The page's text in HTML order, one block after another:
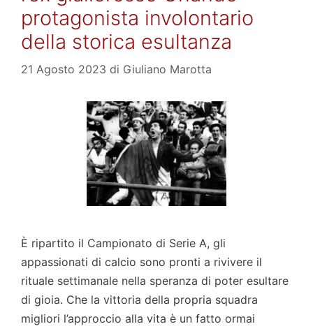
protagonista involontario
della storica esultanza
21 Agosto 2023 di Giuliano Marotta
È ripartito il Campionato di Serie A, gli
appassionati di calcio sono pronti a rivivere il
rituale settimanale nella speranza di poter esultare
di gioia. Che la vittoria della propria squadra
migliori l’approccio alla vita è un fatto ormai